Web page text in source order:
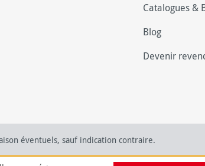
Catalogues &
Blog
Devenir
éventuels, sauf indication contraire.